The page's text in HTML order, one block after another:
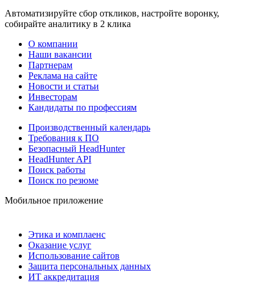
Автоматизируйте сбор откликов, настройте воронку,
собирайте аналитику в 2 клика
О компании
Наши вакансии
Партнерам
Реклама на сайте
Новости и статьи
Инвесторам
Кандидаты по профессиям
Производственный календарь
Требования к ПО
Безопасный HeadHunter
HeadHunter API
Поиск работы
Поиск по резюме
Мобильное приложение
Этика и комплаенс
Оказание услуг
Использование сайтов
Защита персональных данных
ИТ аккредитация